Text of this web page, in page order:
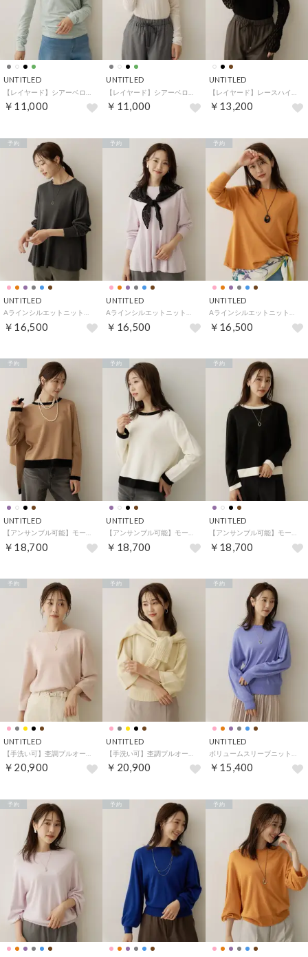
UNTITLED
￥11,000
UNTITLED
￥11,000
UNTITLED
￥13,200
UNTITLED
￥16,500
予約
UNTITLED
￥16,500
予約
UNTITLED
￥16,500
予約
UNTITLED
【アンサンブル可能】モールラインクルーネックニット （キャメルブラウン(541)）
￥18,700
予約
UNTITLED
【アンサンブル可能】モールラインクルーネックニット （オフホワイト(503)）
￥18,700
予約
UNTITLED
【アンサンブル可能】モールラインクルーネックニット （ブラック(519)）
￥18,700
予約
UNTITLED
￥20,900
予約
UNTITLED
￥20,900
予約
UNTITLED
￥15,400
予約
予約 予約 予約